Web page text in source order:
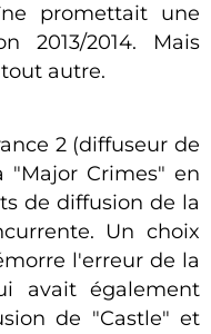
promettait une
2013/2014. Mais
autre.
2 (diffuseur de
"Major Crimes" en
de diffusion de la
Un choix
l'erreur de la
avait également
de "Castle" et